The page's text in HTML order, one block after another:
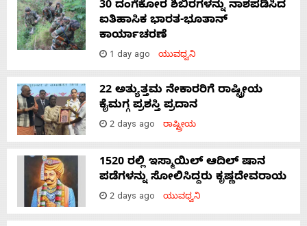
30 ದಂಗೆಕೋರ ಶಿಬಿರಗಳನ್ನು ನಾಶಪಡಿಸಿದ
ಐತಿಹಾಸಿಕ ಭಾರತ-ಭೂತಾನ್
ಕಾರ್ಯಾಚರಣೆ
1 day ago ಯುವಧ್ವನಿ
22 ಅತ್ಯುತ್ತಮ ನೇಕಾರರಿಗೆ ರಾಷ್ಟ್ರೀಯ
ಕೈಮಗ್ಗ ಪ್ರಶಸ್ತಿ ಪ್ರದಾನ
2 days ago ರಾಷ್ಟ್ರೀಯ
1520 ರಲ್ಲಿ ಇಸ್ಮಾಯಿಲ್ ಆದಿಲ್ ಷಾನ
ಪಡೆಗಳನ್ನು ಸೋಲಿಸಿದ್ದರು ಕೃಷ್ಣದೇವರಾಯ
2 days ago ಯುವಧ್ವನಿ